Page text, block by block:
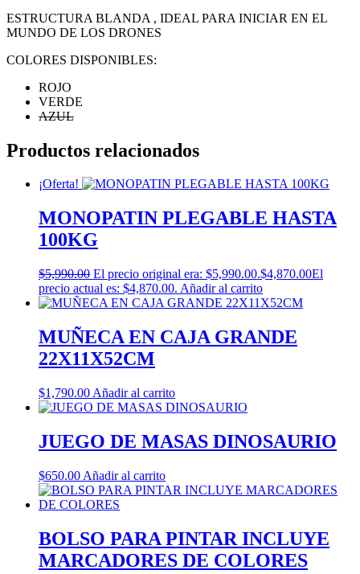
ESTRUCTURA BLANDA , IDEAL PARA INICIAR EN EL
MUNDO DE LOS DRONES
COLORES DISPONIBLES:
ROJO
VERDE
AZUL
Productos relacionados
¡Oferta!
MONOPATIN PLEGABLE HASTA
100KG
$5,990.00 El precio original era: $5,990.00.$4,870.00El
precio actual es: $4,870.00. Añadir al carrito
MUÑECA EN CAJA GRANDE
22X11X52CM
$1,790.00 Añadir al carrito
JUEGO DE MASAS DINOSAURIO
$650.00 Añadir al carrito
BOLSO PARA PINTAR INCLUYE
MARCADORES DE COLORES